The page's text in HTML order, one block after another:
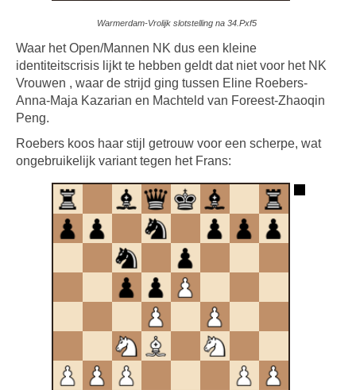
Warmerdam-Vrolijk slotstelling na 34.Pxf5
Waar het Open/Mannen NK dus een kleine
identiteitscrisis lijkt te hebben geldt dat niet voor het NK
Vrouwen , waar de strijd ging tussen Eline Roebers-
Anna-Maja Kazarian en Machteld van Foreest-Zhaoqin
Peng.
Roebers koos haar stijl getrouw voor een scherpe, wat
ongebruikelijk variant tegen het Frans: